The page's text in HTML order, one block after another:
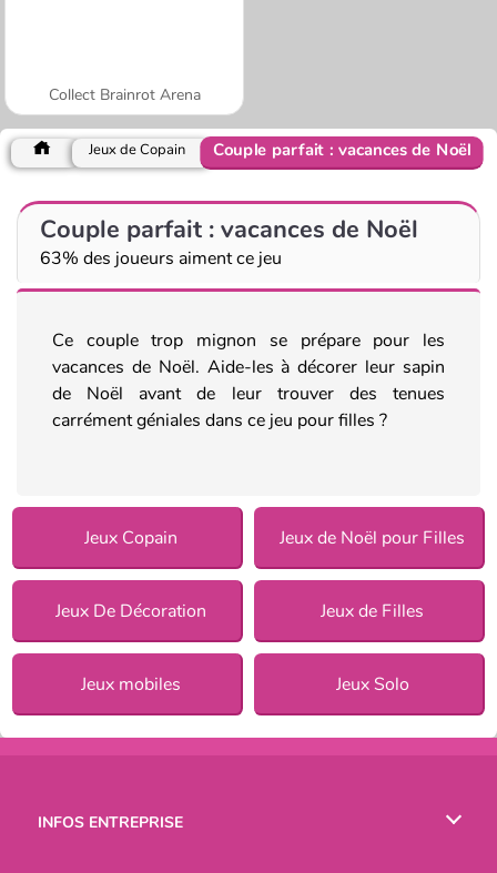
Collect Brainrot Arena
Jeux de Copain Couple parfait : vacances de Noël
Couple parfait : vacances de Noël
63% des joueurs aiment ce jeu
Ce couple trop mignon se prépare pour les
vacances de Noël. Aide-les à décorer leur sapin
de Noël avant de leur trouver des tenues
carrément géniales dans ce jeu pour filles ?
Jeux Copain Jeux de Noël pour Filles
Jeux De Décoration Jeux de Filles
Jeux mobiles Jeux Solo
INFOS ENTREPRISE